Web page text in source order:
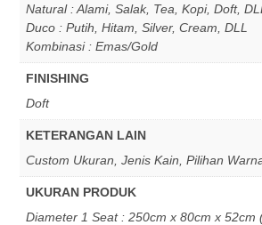
Natural : Alami, Salak, Tea, Kopi, Doft,
Duco : Putih, Hitam, Silver, Cream, DLL
Kombinasi : Emas/Gold
FINISHING
Doft
KETERANGAN LAIN
Custom Ukuran, Jenis Kain, Pilihan
UKURAN PRODUK
Diameter 1 Seat : 250cm x 80cm x 52cm